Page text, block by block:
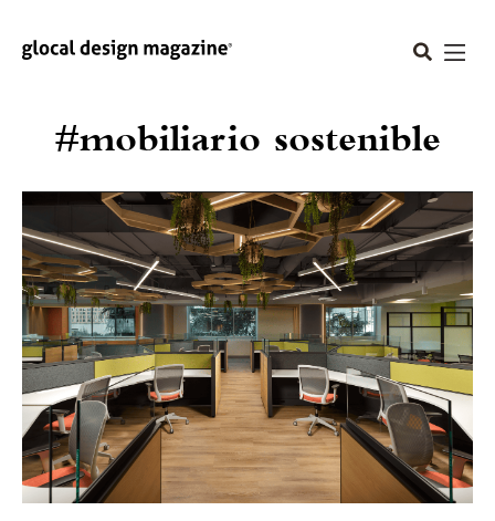
#mobiliario sostenible